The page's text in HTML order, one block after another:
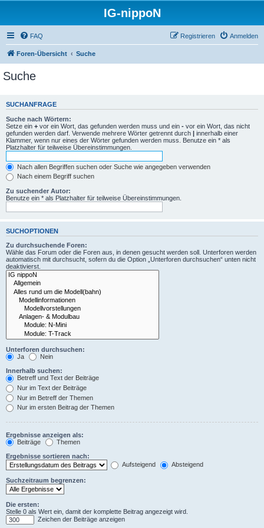
IG-nippoN
FAQ Anmelden
Registrieren
Foren-Übersicht Suche
Suche
SUCHANFRAGE
Suche nach Wörtern:
Setze ein + vor ein Wort, das gefunden werden muss und ein - vor ein Wort, das nicht
gefunden werden darf. Verwende mehrere Wörter getrennt durch | innerhalb einer
Klammer, wenn nur eines der Wörter gefunden werden muss. Benutze ein * als
Platzhalter für teilweise Übereinstimmungen.
Nach allen Begriffen suchen oder Suche wie angegeben verwenden
Nach einem Begriff suchen
Zu suchender Autor:
Benutze ein * als Platzhalter für teilweise Übereinstimmungen.
SUCHOPTIONEN
Zu durchsuchende Foren:
Wähle das Forum oder die Foren aus, in denen gesucht werden soll. Unterforen werden
automatisch mit durchsucht, sofern du die Option „Unterforen durchsuchen“ unten nicht
deaktivierst.
Unterforen durchsuchen:
Ja
Nein
Innerhalb suchen:
Betreff und Text der Beiträge
Nur im Text der Beiträge
Nur im Betreff der Themen
Nur im ersten Beitrag der Themen
Ergebnisse anzeigen als:
Beiträge
Themen
Ergebnisse sortieren nach:
Aufsteigend
Absteigend
Suchzeitraum begrenzen:
Die ersten:
Stelle 0 als Wert ein, damit der komplette Beitrag angezeigt wird.
Zeichen der Beiträge anzeigen